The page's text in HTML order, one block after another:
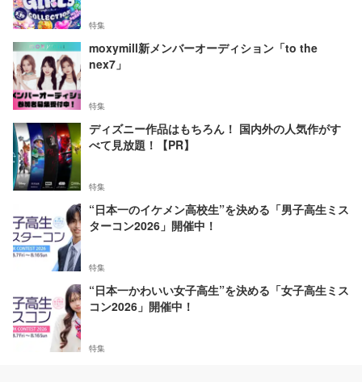
特集
moxymill新メンバーオーディション「to the
nex7」
特集
ディズニー作品はもちろん！ 国内外の人気作がす
べて見放題！【PR】
特集
“日本一のイケメン高校生”を決める「男子高生ミス
ターコン2026」開催中！
特集
“日本一かわいい女子高生”を決める「女子高生ミス
コン2026」開催中！
特集